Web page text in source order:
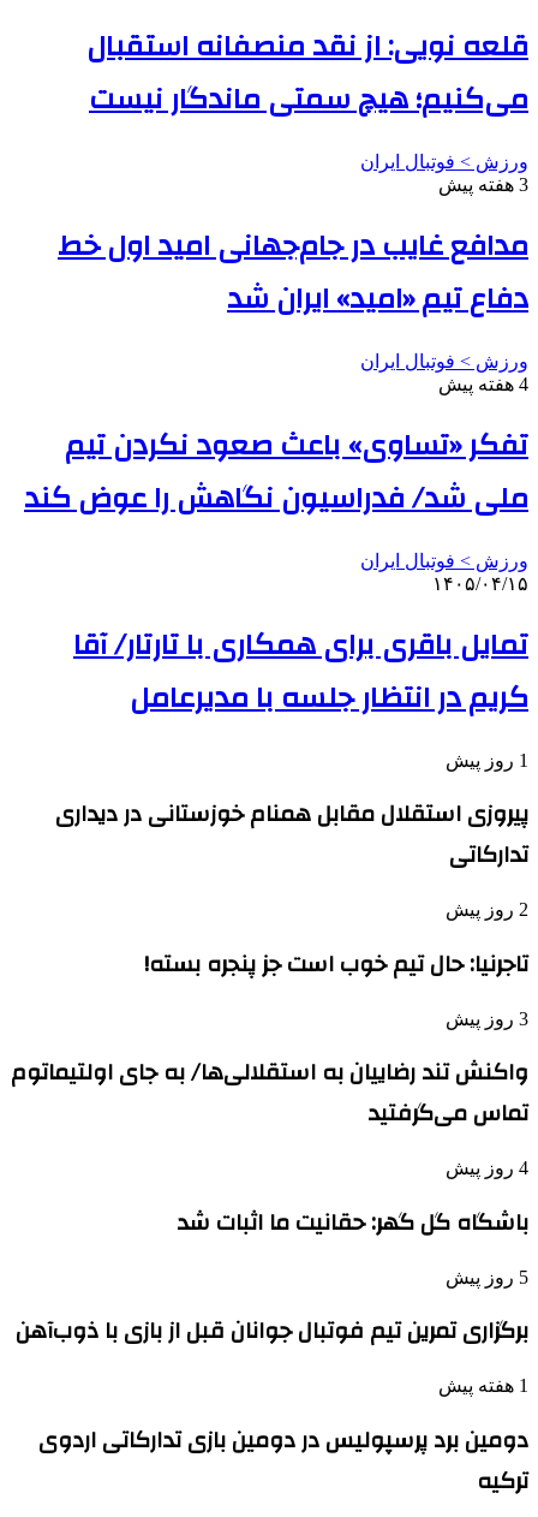
قلعه نویی: از نقد منصفانه استقبال
می‌کنیم؛ هیچ سمتی ماندگار نیست
ورزش > فوتبال ایران
3 هفته پیش
مدافع غایب در جام‌جهانی امید اول خط
دفاع تیم «امید» ایران شد
ورزش > فوتبال ایران
4 هفته پیش
تفکر «تساوی» باعث صعود نکردن تیم
ملی شد/ فدراسیون نگاهش را عوض کند
ورزش > فوتبال ایران
۱۴۰۵/۰۴/۱۵
تمایل باقری برای همکاری با تارتار/ آقا
کریم در انتظار جلسه با مدیرعامل
1 روز پیش
پیروزی استقلال مقابل همنام خوزستانی در دیداری
تدارکاتی
2 روز پیش
تاجرنیا: حال تیم خوب است جز پنجره بسته!
3 روز پیش
واکنش تند رضاییان به استقلالی‌ها/ به جای اولتیماتوم
تماس می‌گرفتید
4 روز پیش
باشگاه گل گهر: حقانیت ما اثبات شد
5 روز پیش
برگزاری تمرین تیم فوتبال جوانان قبل از بازی با ذوب‌آهن
1 هفته پیش
دومین برد پرسپولیس در دومین بازی تدارکاتی اردوی
ترکیه